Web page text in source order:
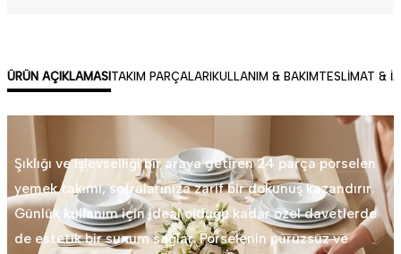
ÜRÜN AÇIKLAMASI TAKIM PARÇALARI KULLANIM & BAKIM TESLIMAT &
Şıklığı ve işlevselliği bir araya getiren 24 parça porselen
yemek takımı, sofralarınıza zarif bir dokunuş kazandırır.
Günlük kullanım için ideal olduğu kadar özel davetlerde
de estetik bir sunum sağlar. Porselenin pürüzsüz ve